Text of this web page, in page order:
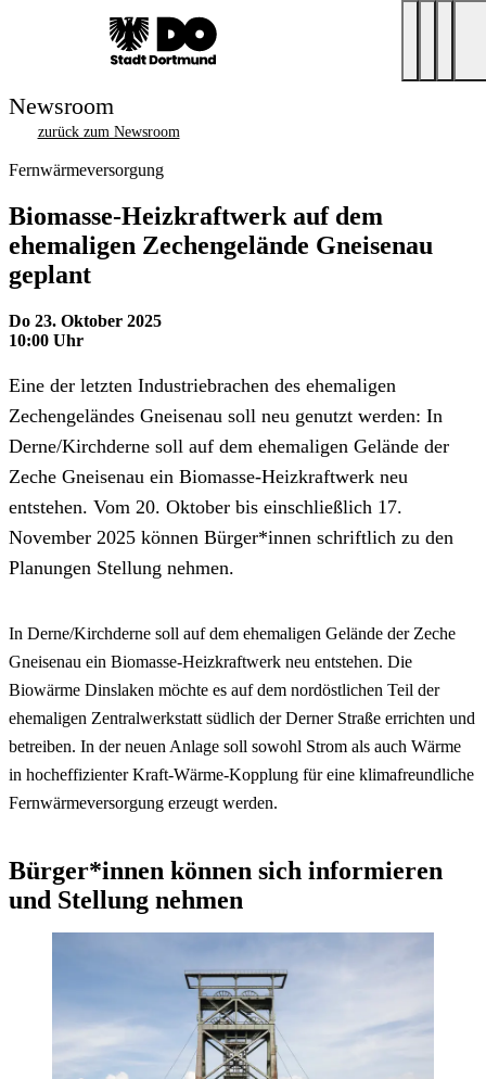
Newsroom
zurück zum Newsroom
Fernwärmeversorgung
Biomasse-Heizkraftwerk auf dem
ehemaligen Zechengelände Gneisenau
geplant
Do 23. Oktober 2025
10:00 Uhr
Eine der letzten Industriebrachen des ehemaligen
Zechengeländes Gneisenau soll neu genutzt werden: In
Derne/Kirchderne soll auf dem ehemaligen Gelände der
Zeche Gneisenau ein Biomasse-Heizkraftwerk neu
entstehen. Vom 20. Oktober bis einschließlich 17.
November 2025 können Bürger*innen schriftlich zu den
Planungen Stellung nehmen.
In Derne/Kirchderne soll auf dem ehemaligen Gelände der Zeche
Gneisenau ein Biomasse-Heizkraftwerk neu entstehen. Die
Biowärme Dinslaken möchte es auf dem nordöstlichen Teil der
ehemaligen Zentralwerkstatt südlich der Derner Straße errichten und
betreiben. In der neuen Anlage soll sowohl Strom als auch Wärme
in hocheffizienter Kraft-Wärme-Kopplung für eine klimafreundliche
Fernwärmeversorgung erzeugt werden.
Bürger*innen können sich informieren
und Stellung nehmen